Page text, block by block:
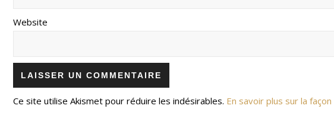
Website
Ce site utilise Akismet pour réduire les indésirables. En savoir plus sur la